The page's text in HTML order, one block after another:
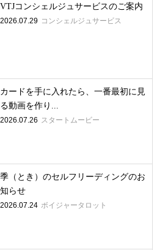
VTJコンシェルジュサービスのご案内
2026.07.29 コンシェルジュサービス
カードを手に入れたら、一番最初に見
る動画を作り...
2026.07.26 スタートムービー
季（とき）のセルフリーディングのお
知らせ
2026.07.24 ボイジャータロット